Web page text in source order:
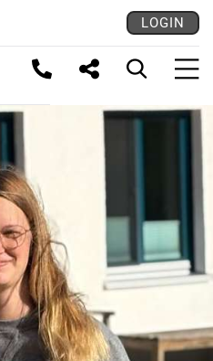
LOGIN
LINK KOPIEREN